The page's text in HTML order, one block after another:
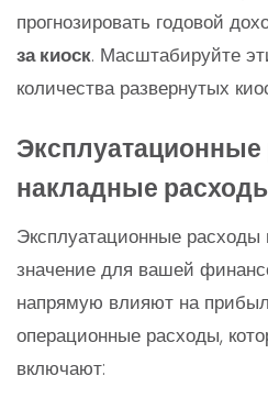
прогнозировать годовой
за киоск. Масштабируйте
количества развернутых
накладные
Эксплуатационные
значение для вашей
напрямую влияют на
операционные расходы,
включают: